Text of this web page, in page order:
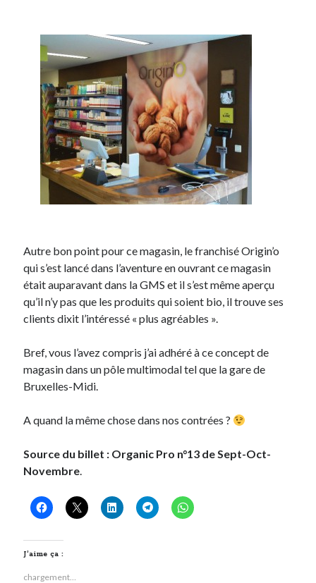
Autre bon point pour ce magasin, le franchisé Origin’o
qui s’est lancé dans l’aventure en ouvrant ce magasin
était auparavant dans la GMS et il s’est même aperçu
qu’il n’y pas que les produits qui soient bio, il trouve ses
clients dixit l’intéressé « plus agréables ».
Bref, vous l’avez compris j’ai adhéré à ce concept de
magasin dans un pôle multimodal tel que la gare de
Bruxelles-Midi.
A quand la même chose dans nos contrées ?
Source du billet : Organic Pro n°13 de Sept-Oct-
Novembre.
J’aime ça :
chargement…